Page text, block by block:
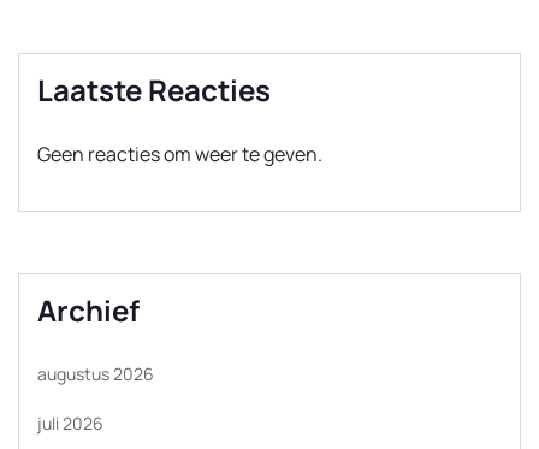
Laatste Reacties
Geen reacties om weer te geven.
Archief
augustus 2026
juli 2026